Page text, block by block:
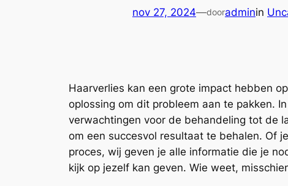
nov 27, 2024—dooradminin
Haarverlies kan een grote impact hebben
oplossing om dit probleem aan te pakken.
verwachtingen voor de behandeling tot de
om een succesvol resultaat te behalen. Of
proces, wij geven je alle informatie die je
kijk op jezelf kan geven. Wie weet,